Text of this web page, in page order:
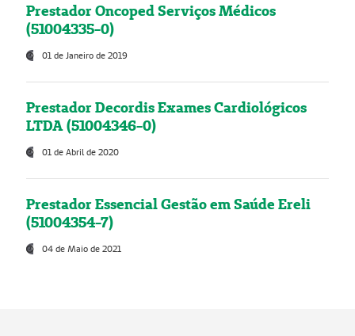
Prestador Oncoped Serviços Médicos
(51004335-0)
01 de Janeiro de 2019
Prestador Decordis Exames Cardiológicos
LTDA (51004346-0)
01 de Abril de 2020
Prestador Essencial Gestão em Saúde Ereli
(51004354-7)
04 de Maio de 2021